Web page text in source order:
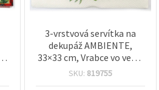
3-vrstvová servítka na
dekupáž AMBIENTE,
33×33 cm, Vrabce vo venci
– 1 ks
SKU: 819755